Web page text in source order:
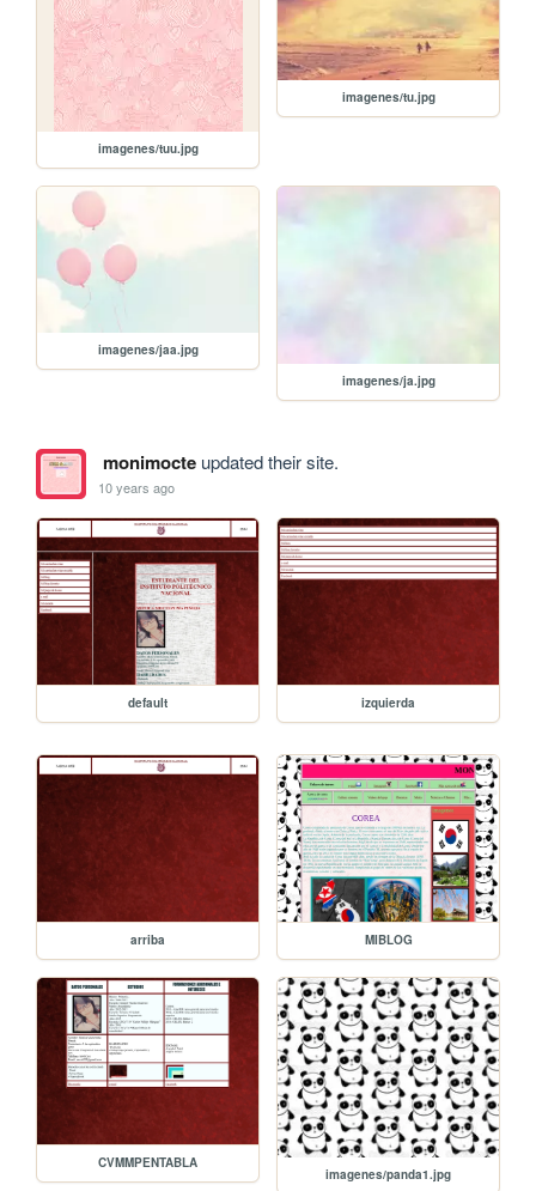
imagenes/tuu.jpg
imagenes/tu.jpg
imagenes/jaa.jpg
imagenes/ja.jpg
monimocteupdated their site.
10 years ago
default izquierda
arriba MIBLOG
CVMMPENTABLA
imagenes/panda1.jpg